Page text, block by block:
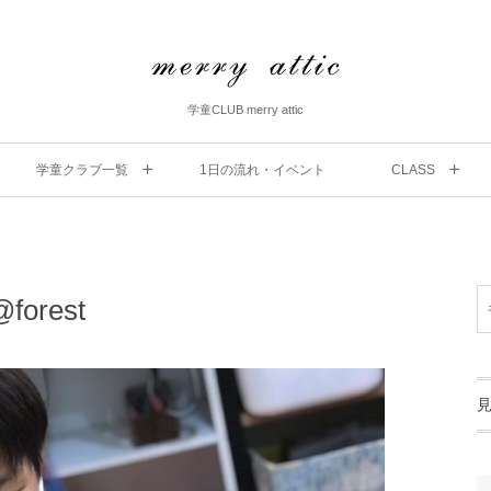
学童CLUB merry attic
学童クラブ一覧 1⽇の流れ・イベント CLASS